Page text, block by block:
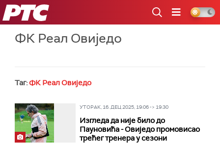
РТС
ФК Реал Овиједо
Таг:ФК Реал Овиједо
УТОРАК, 16. ДЕЦ 2025, 19:06 -> 19:30
Изгледа да није било до
Пауновића - Овиједо промовисао
трећег тренера у сезони